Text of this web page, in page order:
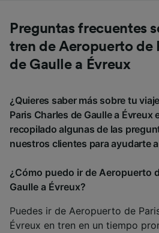
Preguntas frecuentes
tren de Aeropuerto de
de Gaulle a Évreux
¿Quieres saber más sobre tu
Paris Charles de Gaulle a Évreux
recopilado algunas de las
nuestros clientes para ayudarte
¿Cómo puedo ir de Aeropuerto
Gaulle a Évreux?
Puedes ir de Aeropuerto de
Évreux en tren en un tiempo